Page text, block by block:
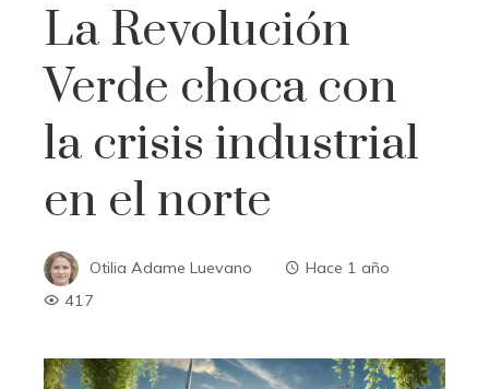
La Revolución
Verde choca con
la crisis industrial
en el norte
Otilia Adame Luevano
Hace 1 año
417